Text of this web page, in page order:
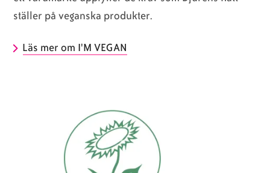
ställer på veganska produkter.
Läs mer om I'M VEGAN